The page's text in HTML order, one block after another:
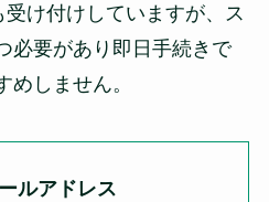
け付けしていますが、ス
必要があり即日手続きで
めしません。
ルアドレス